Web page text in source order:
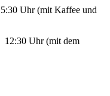
Uhr (mit Kaffee und
Uhr (mit dem